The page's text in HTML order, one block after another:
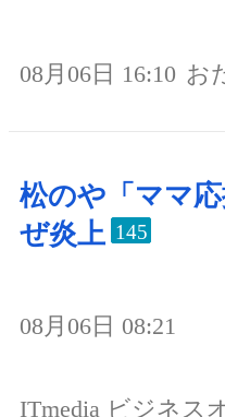
08月06日 16:10 お
松のや「ママ
ぜ炎上 145
08月06日 08:21
ITmedia ビジネス